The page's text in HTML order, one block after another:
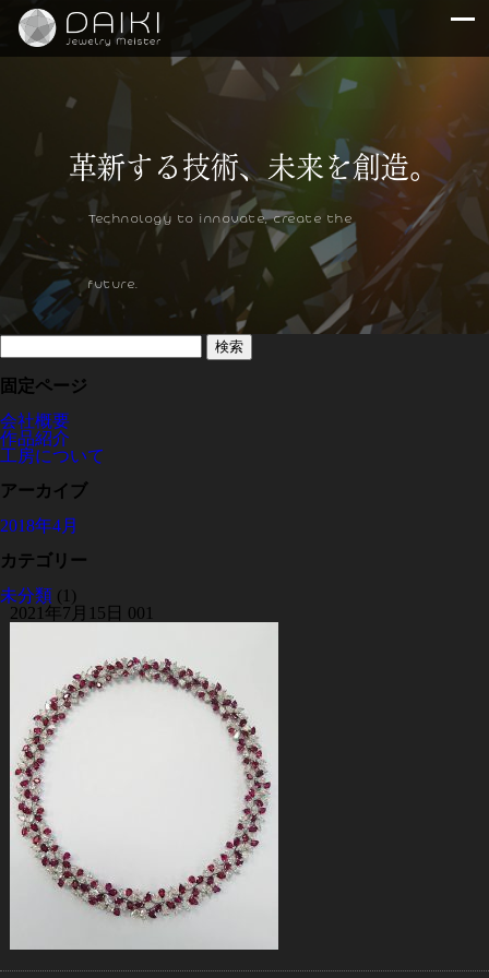
Technology to innovate, create the
future.
検
索:
固定ページ
会社概要
作品紹介
工房について
アーカイブ
2018年4月
カテゴリー
未分類 (1)
2021年7月15日 001